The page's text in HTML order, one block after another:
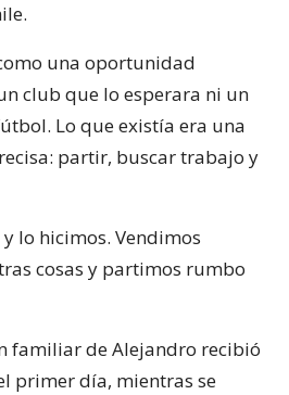
una oportunidad
club que lo esperara ni un
Lo que existía era una
partir, buscar trabajo y
lo hicimos. Vendimos
cosas y partimos rumbo
familiar de Alejandro recibió
primer día, mientras se